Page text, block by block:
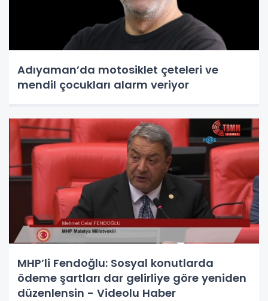
Adıyaman’da motosiklet çeteleri ve
mendil çocukları alarm veriyor
MHP’li Fendoğlu: Sosyal konutlarda
ödeme şartları dar gelirliye göre yeniden
düzenlensin - Videolu Haber